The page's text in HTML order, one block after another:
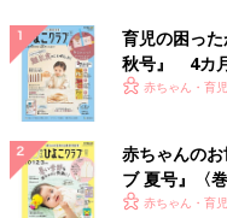
育児の困っ
秋号』 4カ
いっぱい！
赤ちゃん・育児
赤ちゃんの
ブ 夏号』〈
く！ おっぱ
赤ちゃん・育児